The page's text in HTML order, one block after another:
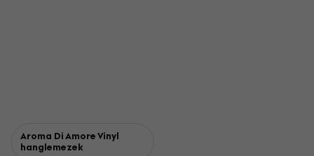
Aroma Di Amore Vinyl
hanglemezek